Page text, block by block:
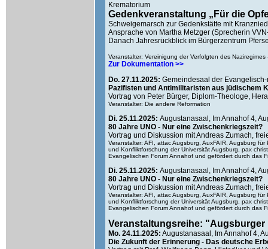
Krematorium
Gedenkveranstaltung „Für die
Schweigemarsch zur Gedenkstätte mit
Ansprache von Martha Metzger (Sprecherin
Danach Jahresrückblick im Bürgerzentrum
Veranstalter: Vereinigung der Verfolgten des
Zur Dokumentation >>
Do. 27.11.2025: Gemeindesaal der
Pazifisten und Antimilitaristen aus jüdischem
Vortrag von Peter Bürger, Diplom-Theologe,
Veranstalter: Die andere Reformation
Di. 25.11.2025: Augustanasaal, Im Annahof 4,
80 Jahre UNO - Nur eine Zwischenkriegszeit?
Vortrag und Diskussion mit Andreas Zumach,
Veranstalter: AFI, attac Augsburg, AuxFAIR, Augsburg
und Konfliktforschung der Universität Augsburg, pax
Evangelischen Forum Annahof und gefördert durch das
Di. 25.11.2025: Augustanasaal, Im Annahof 4,
80 Jahre UNO - Nur eine Zwischenkriegszeit?
Vortrag und Diskussion mit Andreas Zumach,
Veranstalter: AFI, attac Augsburg, AuxFAIR, Augsburg
und Konfliktforschung der Universität Augsburg, pax
Evangelischen Forum Annahof und gefördert durch das
Veranstaltungsreihe:
Mo. 24.11.2025: Augustanasaal, Im Annahof 4,
Die Zukunft der Erinnerung - Das deutsche